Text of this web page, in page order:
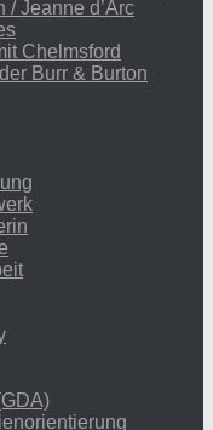
/ Jeanne d’Arc
Chelmsford
Burr & Burton